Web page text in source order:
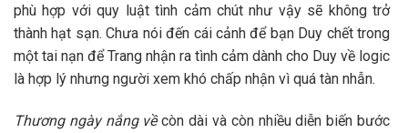
phù hợp với quy luật tình cảm chút như vậy sẽ không trở
thành hạt sạn. Chưa nói đến cái cảnh để bạn Duy chết trong
một tai nạn để Trang nhận ra tình cảm dành cho Duy về logic
là hợp lý nhưng người xem khó chấp nhận vì quá tàn nhẫn.
Thương ngày nắng vềcòn dài và còn nhiều diễn biến bước